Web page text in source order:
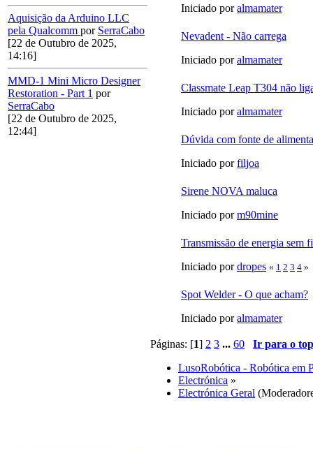
Aquisição da Arduino LLC
pela Qualcomm por SerraCabo
[22 de Outubro de 2025,
14:16]
MMD-1 Mini Micro Designer
Restoration - Part 1 por
SerraCabo
[22 de Outubro de 2025,
12:44]
Iniciado poralmamater
Nevadent - Não carrega
Iniciado poralmamater
Classmate Leap T304 não
Iniciado poralmamater
Dúvida com fonte de
Iniciado porfiljoa
Sirene NOVA maluca
Iniciado porm90mine
Transmissão de energia sem
Iniciado pordropes « 1 2 3 4 »
Spot Welder - O que acham?
Iniciado poralmamater
Páginas: [1] 2 3 ... 60
Ir para o
LusoRobótica - Robótica em
Electrónica »
Electrónica Geral